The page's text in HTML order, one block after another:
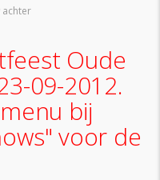
achter
Oude
09-2012.
bij
voor de